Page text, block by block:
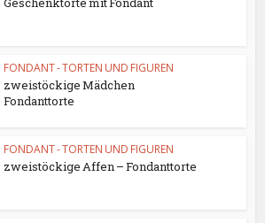
FONDANT - TORTEN UND FIGUREN
zweistöckige Mädchen
Fondanttorte
FONDANT - TORTEN UND FIGUREN
zweistöckige Affen – Fondanttorte